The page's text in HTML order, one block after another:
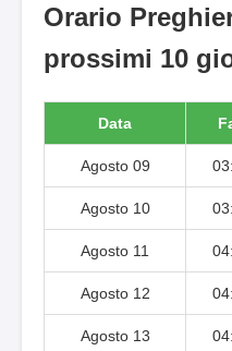
Orario
prossimi 10
Data
Agosto 09
Agosto 10
Agosto 11
Agosto 12
Agosto 13